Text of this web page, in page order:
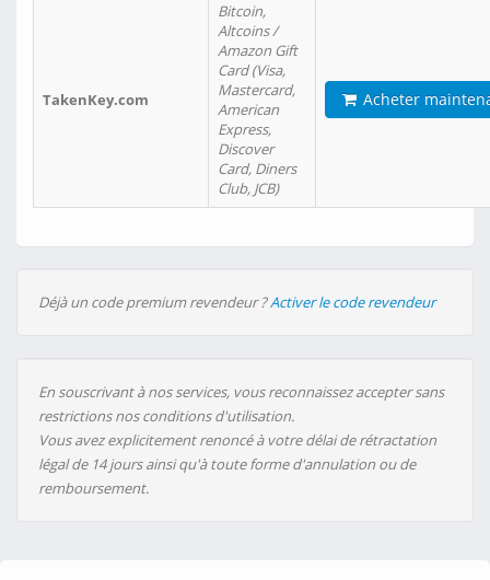
TakenKey.com
Bitcoin,
Altcoins /
Amazon Gift
Card (Visa,
Mastercard,
American
Express,
Discover
Card, Diners
Club, JCB)
Acheter
Déjà un code premium revendeur ?Activer le code revendeur
En souscrivant à nos services, vous reconnaissez accepter sans
restrictions nos conditions d'utilisation.
Vous avez explicitement renoncé à votre délai de rétractation
légal de 14 jours ainsi qu'à toute forme d'annulation ou de
remboursement.